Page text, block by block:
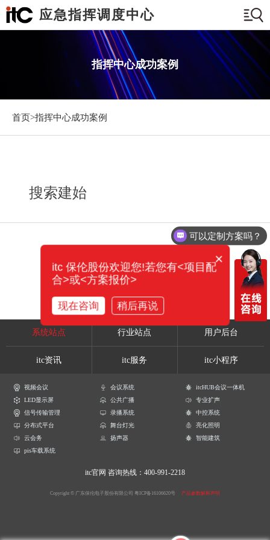
应急指挥调度中心
指挥中心成功案例
首页>指挥中心成功案例
搜索建始
系统站点 行业站点 用户后台
itc资讯 itc服务 itc小程序
视频会议 会议系统
itcHUB会议一体机
LED显示屏
公共广播
专业扩声
信号传输管理
录播系统
中控系统
分布式平台
舞台灯光
亮化照明
云会务
扬声器
智能建筑
pis车载系统
itc官网 咨询热线：400-991-2218
Copyright © 广东保伦电子股份有限公司 粤ICP备16106620号 产品参数解释声明
可以定制方案吗？
×
itc 保伦股份欢迎您!若您有<项目配
合>或<方案报价>
现在咨询 稍后再说